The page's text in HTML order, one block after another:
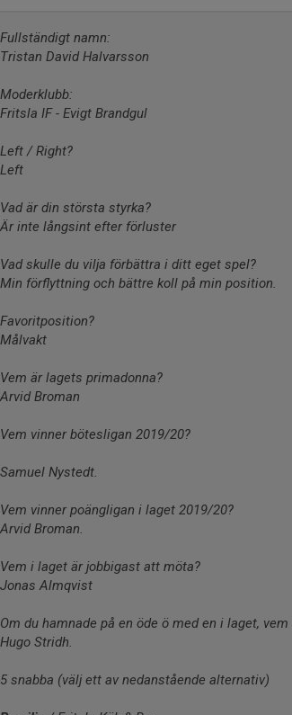
Fullständigt namn:
Tristan David Halvarsson
Moderklubb:
Fritsla IF - Evigt Brandgul
Left / Right?
Left
Vad är din största styrka?
Är inte långsint efter förluster
Vad skulle du vilja förbättra i ditt eget spel?
Min förflyttning och bättre koll på min position.
Favoritposition?
Målvakt
Vem är lagets primadonna?
Arvid Broman
Vem vinner bötesligan 2019/20?
Samuel Nystedt.
Vem vinner poängligan i laget 2019/20?
Arvid Broman.
Vem i laget är jobbigast att möta?
Jonas Almqvist
Om du hamnade på en öde ö med en i laget,
Hugo Stridh.
5 snabba (välj ett av nedanstående alternativ)